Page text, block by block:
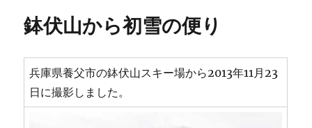
鉢伏山から初雪の便り
兵庫県養父市の鉢伏山スキー場から2013年11月23
日に撮影しました。